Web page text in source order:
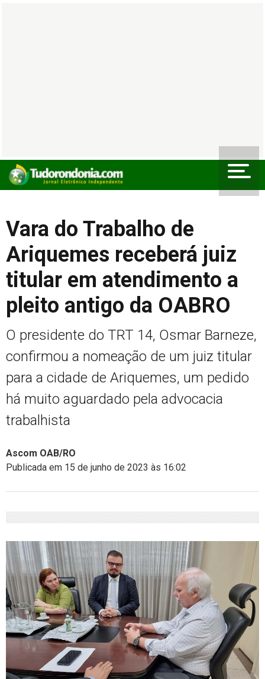
Vara do Trabalho de
Ariquemes receberá juiz
titular em atendimento a
pleito antigo da OABRO
O presidente do TRT 14, Osmar Barneze,
confirmou a nomeação de um juiz titular
para a cidade de Ariquemes, um pedido
há muito aguardado pela advocacia
trabalhista
Ascom OAB/RO
Publicada em 15 de junho de 2023 às 16:02